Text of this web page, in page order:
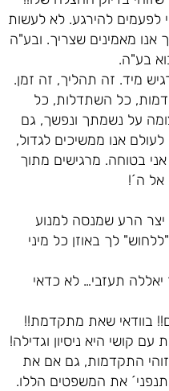
לפעמים להירגע. לא לעשות
מאמינים שצריך. ובע"ה
בע"ה.
מיד. זה תהליך, זה זמן.
כל השתדלות, כל
על נשמתך ונפשך, גם
אנו ממשיכים לגדול,
אני בטוחה. מרגישים מתוך
אל ה´!
יצר הרע שמנסה למנוע
לך באוזן כל מיני
תעזבי… לא כדאי
בוודאי שאת מתקדמת!!
קושי היא ניסיון וגדילה!
התקדמות, גם אם את
את המשפטים הללו.